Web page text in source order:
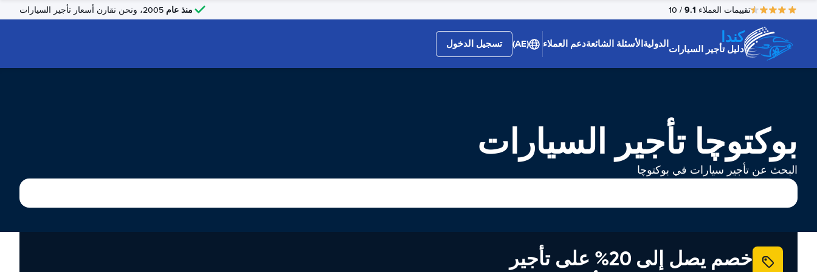
تقييمات العملاء 9.1
/ 10 منذ عام
كندا
دليل تأجير السياراتالدوليةالأسئلة الشائعةدعم العملاء (AE) تسجيل الدخول
بوکتوچا تأجير السيارات
البحث عن تأجير سيارات في بوکتوچا
خصم يصل إلى 20% على تأجير